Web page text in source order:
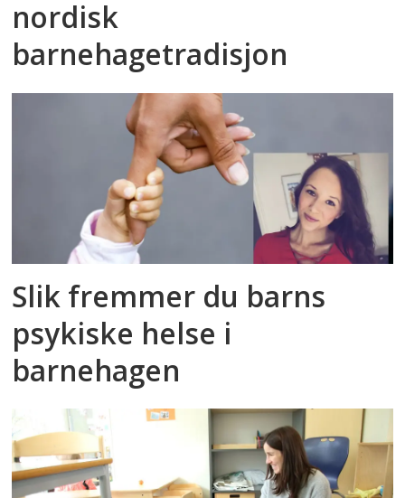
nordisk
barnehagetradisjon
Slik fremmer du barns
psykiske helse i
barnehagen